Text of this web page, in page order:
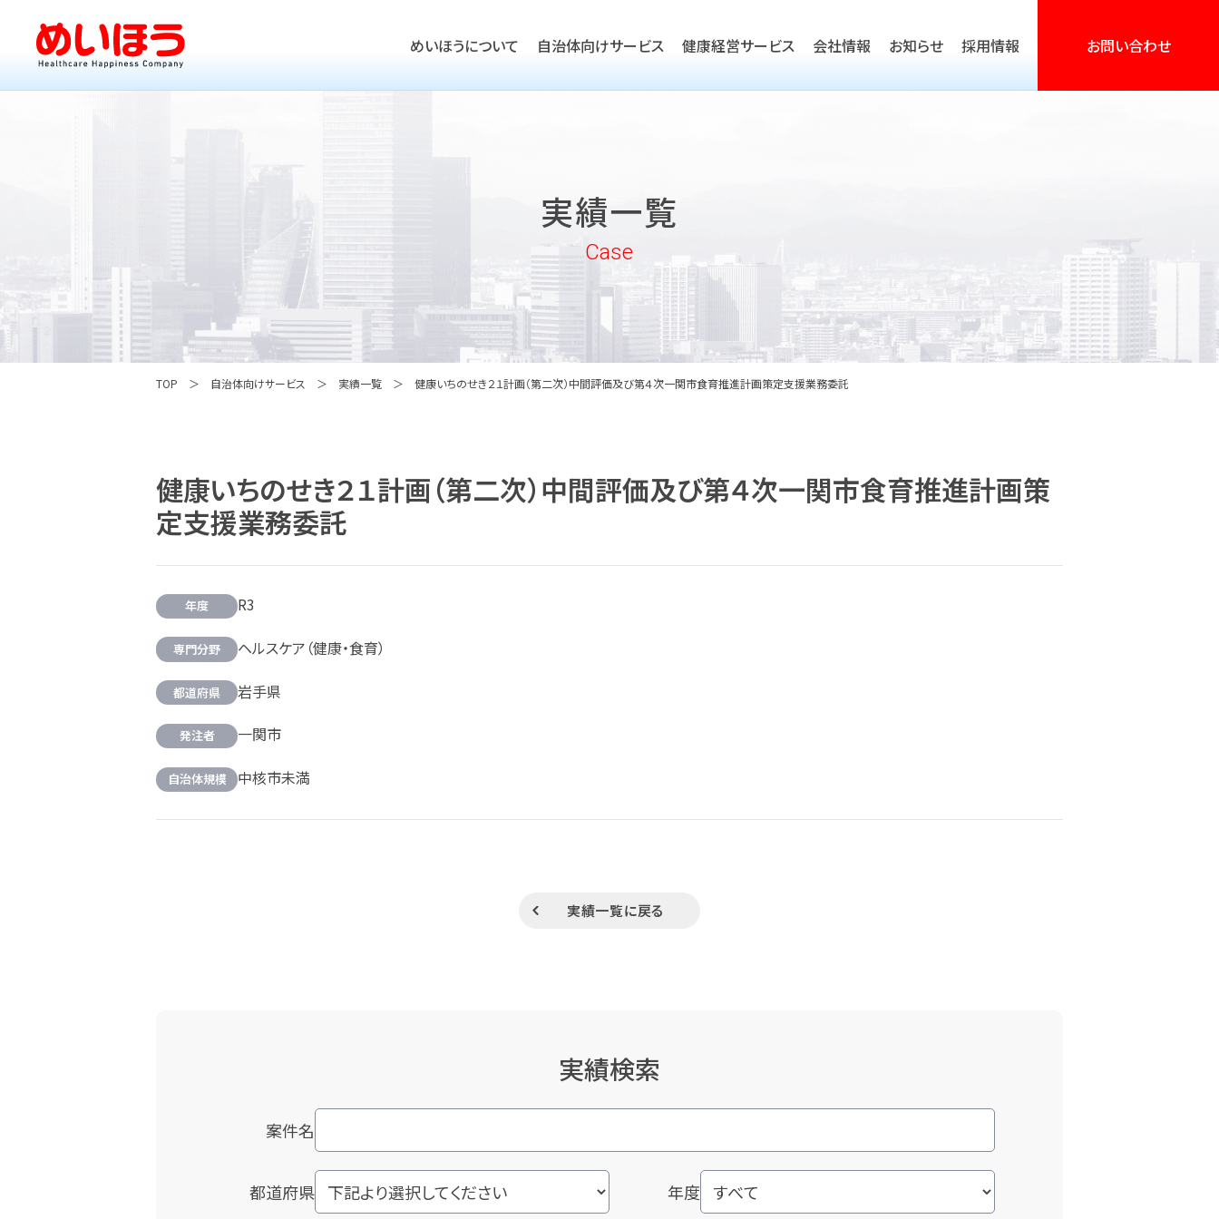
めいほうについて 自治体向けサービス
実績一覧
健康経営サービス
健康経営優良法人取得支援
企業向けヘルスケア・健康経営活動支援
会社情報
沿革
めいほうの取り組み
めいほうの歴史
お知らせ 採用情報 お問い合わせ
実績一覧
Case
TOP 自治体向けサービス 実績一覧 健康いちのせき２１計画（第二次）中間評価及び第４次一関市食育推進計画策定支援業務委託
健康いちのせき２１計画（第二次）中間評価及び第４次一関市食育推進計画策
定支援業務委託
年度 R3
専門分野 ヘルスケア（健康・食育）
都道府県 岩手県
発注者 一関市
自治体規模 中核市未満
実績一覧に戻る
実績検索
案件名
都道府県 年度